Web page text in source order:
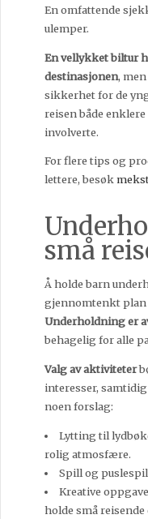
En omfattende
ulemper.
En vellykket biltur
destinasjonen,
sikkerhet for de
reisen både
involverte.
For flere tips og
lettere, besøk
små
Å holde barn
gjennomtenkt plan
Underholdning er
behagelig for alle
Valg av aktiviteter
interesser,
noen forslag:
Lytting til
rolig atmosfære.
Spill og
Kreative
holde små reisende